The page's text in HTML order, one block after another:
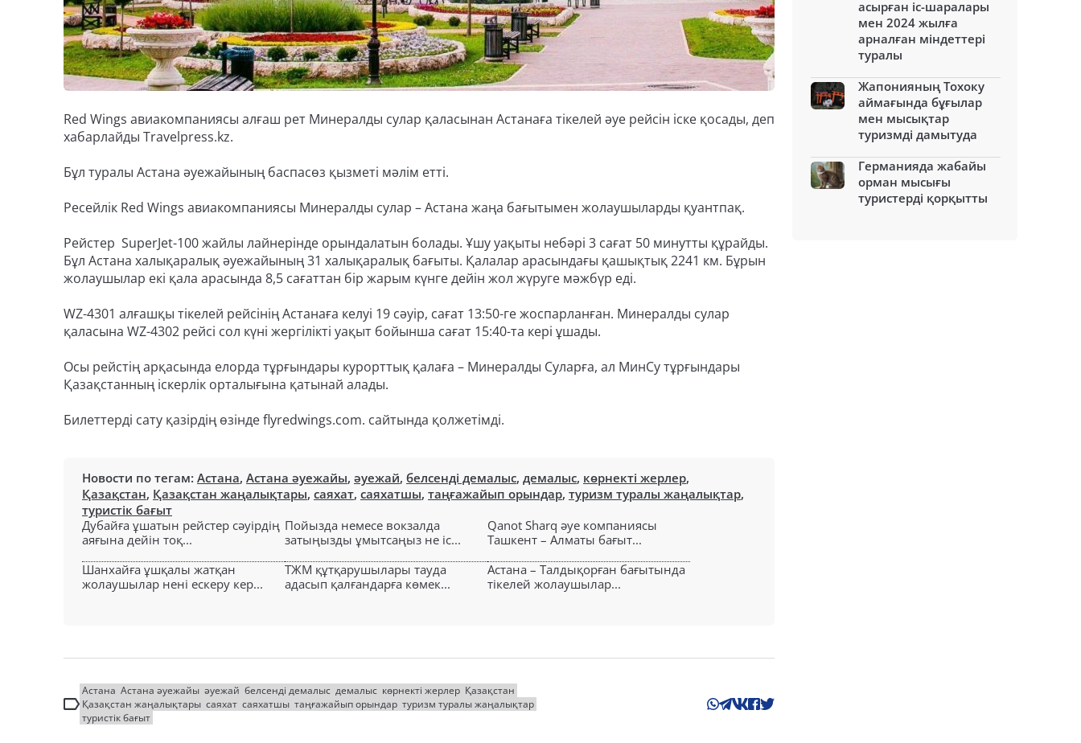
Red Wings авиакомпаниясы алғаш рет Минералды сулар қаласынан Астанаға тікелей әуе рейсін іске қосады, деп
хабарлайды Travelpress.kz.
Бұл туралы Астана әуежайының баспасөз қызметі мәлім етті.
Ресейлік Red Wings авиакомпаниясы Минералды сулар – Астана жаңа бағытымен жолаушыларды қуантпақ.
Рейстер SuperJet-100 жайлы лайнерінде орындалатын болады. Ұшу уақыты небәрі 3 сағат 50 минутты құрайды.
Бұл Астана халықаралық әуежайының 31 халықаралық бағыты. Қалалар арасындағы қашықтық 2241 км. Бұрын
жолаушылар екі қала арасында 8,5 сағаттан бір жарым күнге дейін жол жүруге мәжбүр еді.
WZ-4301 алғашқы тікелей рейсінің Астанаға келуі 19 сәуір, сағат 13:50-ге жоспарланған. Минералды сулар
қаласына WZ-4302 рейсі сол күні жергілікті уақыт бойынша сағат 15:40-та кері ұшады.
Осы рейстің арқасында елорда тұрғындары курорттық қалаға – Минералды Суларға, ал МинСу тұрғындары
Қазақстанның іскерлік орталығына қатынай алады.
Билеттерді сату қазірдің өзінде flyredwings.com. сайтында қолжетімді.
Новости по тегам: Астана, Астана әуежайы, әуежай, белсенді демалыс, демалыс, көрнекті жерлер,
Қазақстан, Қазақстан жаңалықтары, саяхат, саяхатшы, таңғажайып орындар, туризм туралы жаңалықтар,
туристік бағыт
Дубайға ұшатын рейстер сәуірдің
аяғына дейін тоқ...
Пойызда немесе вокзалда
затыңызды ұмытсаңыз не іс...
Qanot Sharq әуе компаниясы
Ташкент – Алматы бағыт...
Шанхайға ұшқалы жатқан
жолаушылар нені ескеру кер...
ТЖМ құтқарушылары тауда
адасып қалғандарға көмек...
Астана – Талдықорған бағытында
тікелей жолаушылар...
Астана Астана әуежайы әуежай белсенді демалыс демалыс көрнекті жерлер Қазақстан
Қазақстан жаңалықтары саяхат саяхатшы таңғажайып орындар туризм туралы жаңалықтар
туристік бағыт
асырған іс-шаралары
мен 2024 жылға
арналған міндеттері
туралы
Жапонияның Тохоку
аймағында бұғылар
мен мысықтар
туризмді дамытуда
Германияда жабайы
орман мысығы
туристерді қорқытты